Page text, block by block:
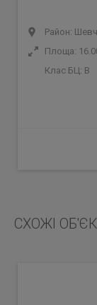
Район:
Площа:
Клас БЦ: B
СХОЖІ